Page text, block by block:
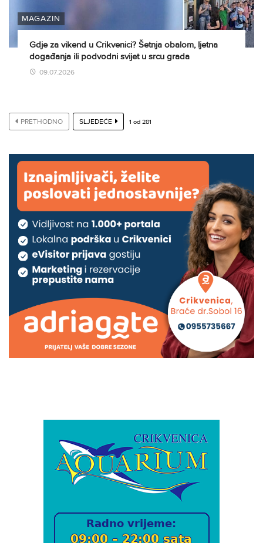
MAGAZIN
Gdje za vikend u Crikvenici? Šetnja obalom, ljetna
događanja ili podvodni svijet u srcu grada
09.07.2026
PRETHODNO SLJEDEĆE 1 od 281